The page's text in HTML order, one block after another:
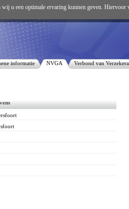
informatie NVGA Verbond van
u een optimale ervaring kunnen geven.